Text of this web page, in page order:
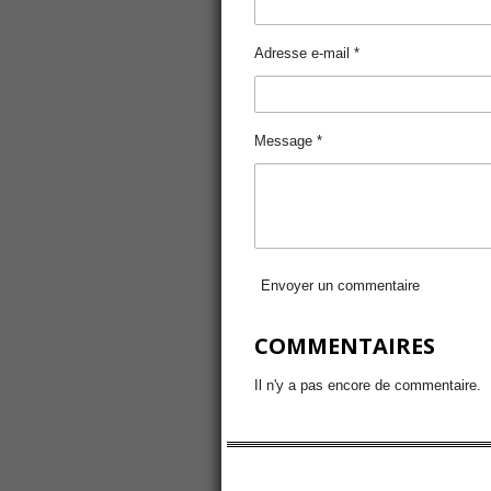
Adresse e-mail *
Message *
Envoyer un commentaire
COMMENTAIRES
Il n'y a pas encore de commentaire.